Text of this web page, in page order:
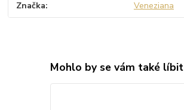
Značka Veneziana
Mohlo by se vám také líbit